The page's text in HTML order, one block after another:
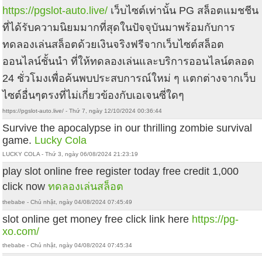
https://pgslot-auto.live/ เว็บไซต์เท่านั้น PG สล็อตแมชชีน
ที่ได้รับความนิยมมากที่สุดในปัจจุบันมาพร้อมกับการ
ทดลองเล่นสล็อตด้วยเงินจริงฟรีจากเว็บไซต์สล็อต
ออนไลน์ชั้นนำ ที่ให้ทดลองเล่นและบริการออนไลน์ตลอด
24 ชั่วโมงเพื่อค้นพบประสบการณ์ใหม่ ๆ แตกต่างจากเว็บ
ไซต์อื่นๆตรงที่ไม่เกี่ยวข้องกับเอเจนซี่ใดๆ
https://pgslot-auto.live/ - Thứ 7, ngày 12/10/2024 00:36:44
Survive the apocalypse in our thrilling zombie survival
game. Lucky Cola
LUCKY COLA - Thứ 3, ngày 06/08/2024 21:23:19
play slot online free register today free credit 1,000
click nowทดลองเล่นสล็อต
thebabe - Chủ nhật, ngày 04/08/2024 07:45:49
slot online get money free click link here https://pg-
xo.com/
thebabe - Chủ nhật, ngày 04/08/2024 07:45:34